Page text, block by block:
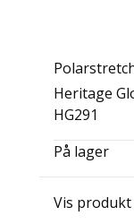
Heritage
HG291
På lager
Vis produkt